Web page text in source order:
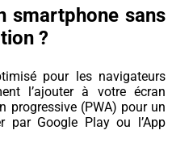
smartphone sans
?
pour les navigateurs
l’ajouter à votre écran
progressive (PWA) pour un
par Google Play ou l’App